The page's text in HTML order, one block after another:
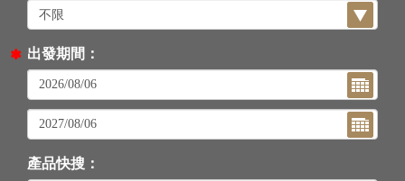
出發期間：
產品快搜：